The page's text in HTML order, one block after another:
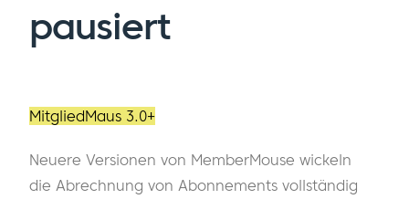
pausiert
MitgliedMaus 3.0+
Neuere Versionen von MemberMouse wickeln
die Abrechnung von Abonnements vollständig